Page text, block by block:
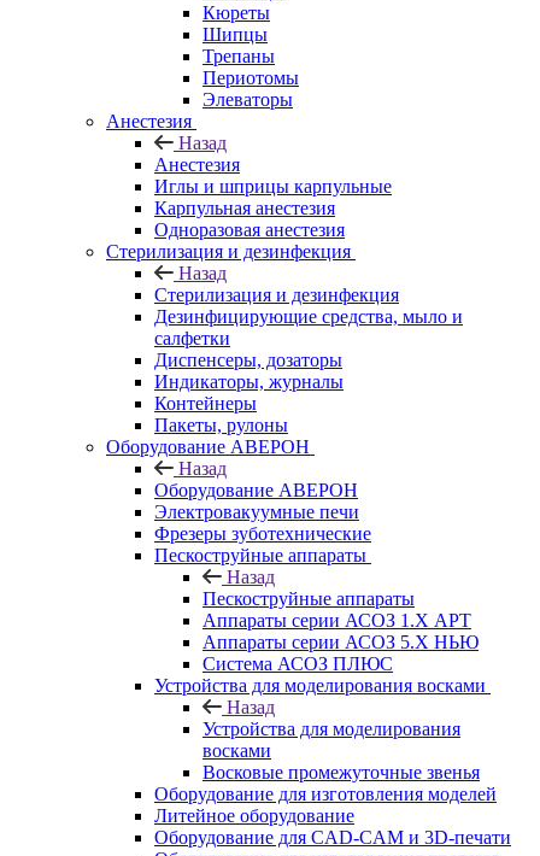
Кюреты
Шипцы
Трепаны
Периотомы
Элеваторы
Анестезия
Назад
Анестезия
Иглы и шприцы карпульные
Карпульная анестезия
Одноразовая анестезия
Стерилизация и дезинфекция
Назад
Стерилизация и дезинфекция
Дезинфицирующие средства, мыло и
салфетки
Диспенсеры, дозаторы
Индикаторы, журналы
Контейнеры
Пакеты, рулоны
Оборудование АВЕРОН
Назад
Оборудование АВЕРОН
Электровакуумные печи
Фрезеры зуботехнические
Пескоструйные аппараты
Назад
Пескоструйные аппараты
Аппараты серии АСОЗ 1.Х АРТ
Аппараты серии АСОЗ 5.Х НЬЮ
Система АСОЗ ПЛЮС
Устройства для моделирования восками
Назад
Устройства для моделирования
восками
Восковые промежуточные звенья
Оборудование для изготовления моделей
Литейное оборудование
Оборудование для CAD-CAM и 3D-печати